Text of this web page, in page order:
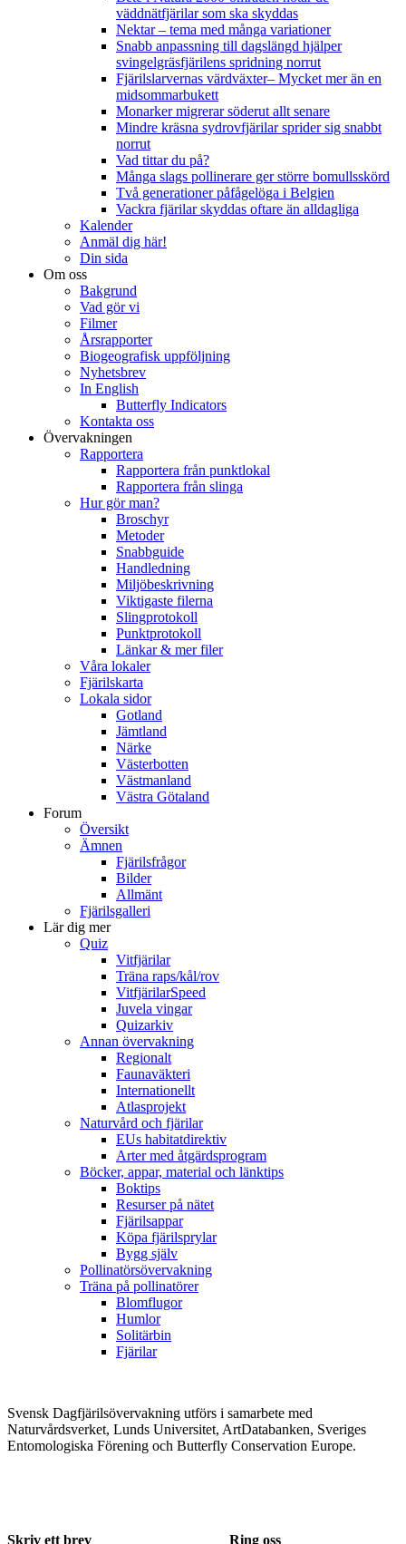
väddnätfjärilar som ska skyddas
Nektar – tema med många variationer
Snabb anpassning till dagslängd hjälper
svingelgräsfjärilens spridning norrut
Fjärilslarvernas värdväxter– Mycket mer än en
midsommarbukett
Monarker migrerar söderut allt senare
Mindre kräsna sydrovfjärilar sprider sig snabbt
norrut
Vad tittar du på?
Många slags pollinerare ger större bomullsskörd
Två generationer påfågelöga i Belgien
Vackra fjärilar skyddas oftare än alldagliga
Kalender
Anmäl dig här!
Din sida
Om oss
Bakgrund
Vad gör vi
Filmer
Årsrapporter
Biogeografisk uppföljning
Nyhetsbrev
In English
Butterfly Indicators
Kontakta oss
Övervakningen
Rapportera
Rapportera från punktlokal
Rapportera från slinga
Hur gör man?
Broschyr
Metoder
Snabbguide
Handledning
Miljöbeskrivning
Viktigaste filerna
Slingprotokoll
Punktprotokoll
Länkar & mer filer
Våra lokaler
Fjärilskarta
Lokala sidor
Gotland
Jämtland
Närke
Västerbotten
Västmanland
Västra Götaland
Forum
Översikt
Ämnen
Fjärilsfrågor
Bilder
Allmänt
Fjärilsgalleri
Lär dig mer
Quiz
Vitfjärilar
Träna raps/kål/rov
VitfjärilarSpeed
Juvela vingar
Quizarkiv
Annan övervakning
Regionalt
Faunaväkteri
Internationellt
Atlasprojekt
Naturvård och fjärilar
EUs habitatdirektiv
Arter med åtgärdsprogram
Böcker, appar, material och länktips
Boktips
Resurser på nätet
Fjärilsappar
Köpa fjärilsprylar
Bygg själv
Pollinatörsövervakning
Träna på pollinatörer
Blomflugor
Humlor
Solitärbin
Fjärilar
Svensk Dagfjärilsövervakning utförs i samarbete med
Naturvårdsverket, Lunds Universitet, ArtDatabanken, Sveriges
Entomologiska Förening och Butterfly Conservation Europe.
Skriv ett brev Ring oss